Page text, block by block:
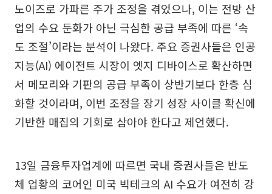
노이즈로 가파른 주가 조정을 겪었으나, 이는 전방 산
업의 수요 둔화가 아닌 극심한 공급 부족에 따른 ‘속
도 조절’이라는 분석이 나왔다. 주요 증권사들은 인공
지능(AI) 에이전트 시장이 엣지 디바이스로 확산하면
서 메모리와 기판의 공급 부족이 상반기보다 한층 심
화할 것이라며, 이번 조정을 장기 성장 사이클 확신에
기반한 매집의 기회로 삼아야 한다고 제언했다.
13일 금융투자업계에 따르면 국내 증권사들은 반도
체 업황의 코어인 미국 빅테크의 AI 수요가 여전히 강